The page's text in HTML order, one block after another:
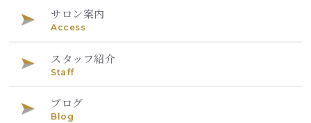
サロン案内
Access
スタッフ紹介
Staff
ブログ
Blog